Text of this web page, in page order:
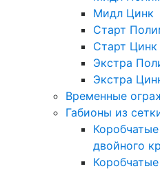
Мидл Цинк
Старт
Старт Цинк
Экстра
Экстра
Временные
Габионы из
двойного